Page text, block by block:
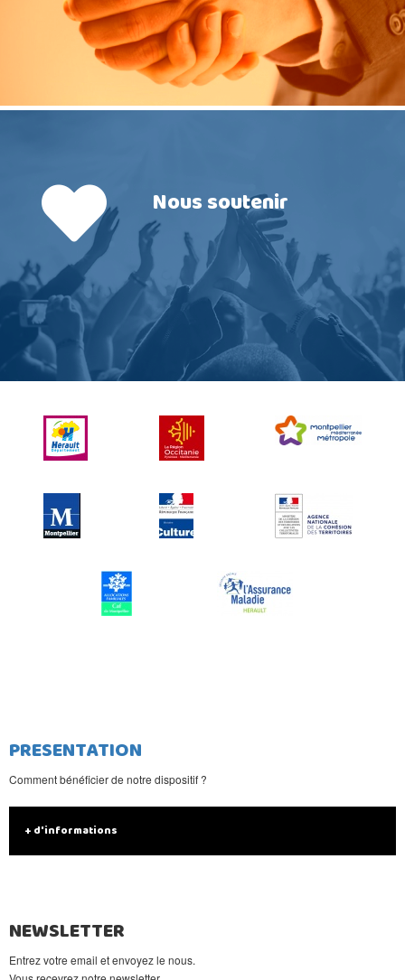
Nous soutenir
PRESENTATION
Comment bénéficier de notre dispositif ?
+ d'informations
NEWSLETTER
Entrez votre email et envoyez le nous.